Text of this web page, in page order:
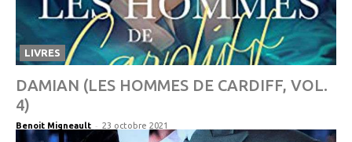
LIVRES
DAMIAN (LES HOMMES DE CARDIFF, VOL.
4)
Benoit Migneault - 23 octobre 2021